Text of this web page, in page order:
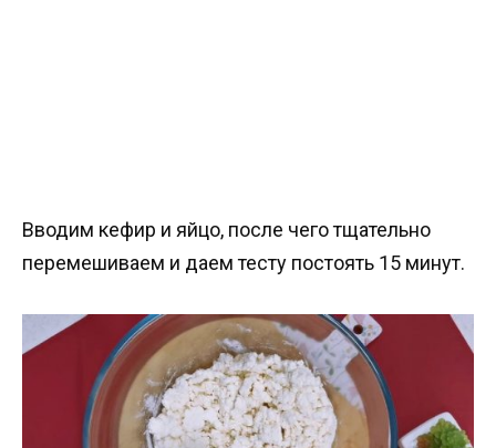
Вводим кефир и яйцо, после чего тщательно
перемешиваем и даем тесту постоять 15 минут.